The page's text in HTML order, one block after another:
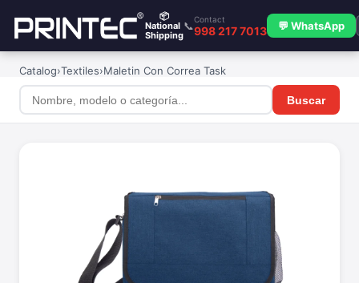
📦
National
Shipping
📞
Contact
998 217 7013 💬 WhatsApp
Catalog›Textiles›Maletin Con Correa Task
Buscar